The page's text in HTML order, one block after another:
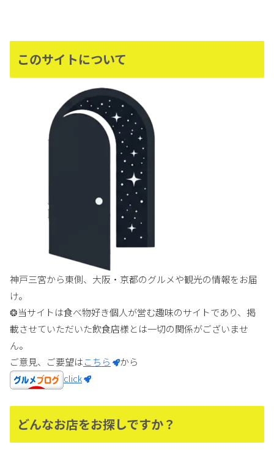
このサイトについて
神戸三宮から東側、大阪・京都のグルメや観光の情報をお届
け。
❂当サイトは食べ物好き個人が営む趣味のサイトであり、掲
載させていただいた飲食店様とは一切の関係がございませ
ん。
ご意見、ご要望はこちら
から
click
どんなお店をお探しですか？